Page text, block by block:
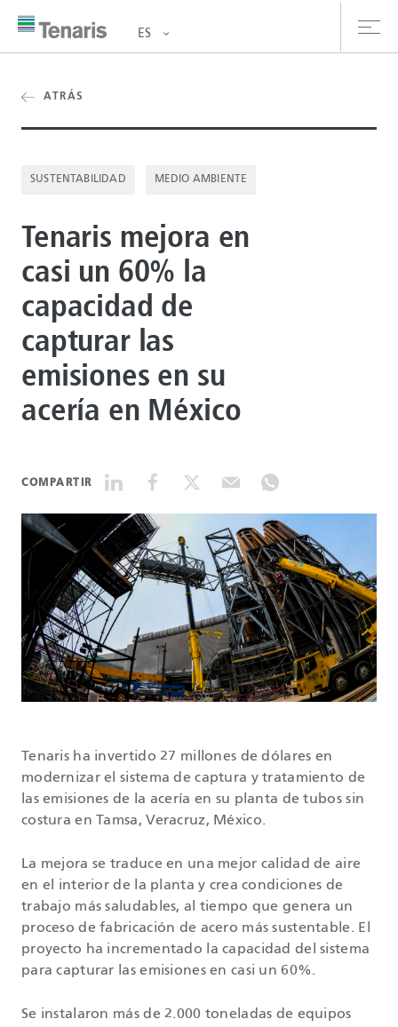
y Servicios
de prensa
ES
ATRÁS
SUSTENTABILIDAD MEDIO AMBIENTE
Tenaris mejora en
casi un 60% la
capacidad de
capturar las
emisiones en su
acería en México
COMPARTIR
Tenaris ha invertido 27 millones de dólares en
modernizar el sistema de captura y tratamiento de
las emisiones de la acería en su planta de tubos sin
costura en Tamsa, Veracruz, México.
La mejora se traduce en una mejor calidad de aire
en el interior de la planta y crea condiciones de
trabajo más saludables, al tiempo que genera un
proceso de fabricación de acero más sustentable. El
proyecto ha incrementado la capacidad del sistema
para capturar las emisiones en casi un 60%.
Se instalaron más de 2.000 toneladas de equipos